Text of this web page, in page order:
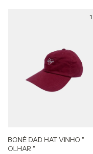
1
BONÉ DAD HAT VINHO "
OLHAR "